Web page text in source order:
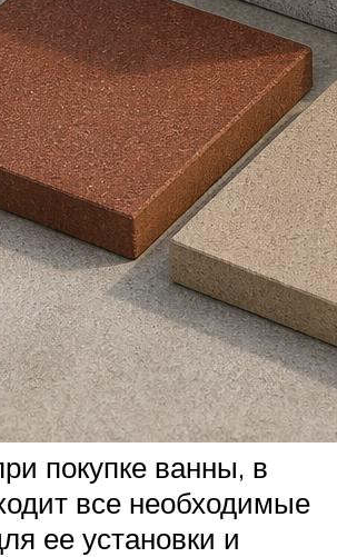
покупке ванны, в
все необходимые
ее установки и